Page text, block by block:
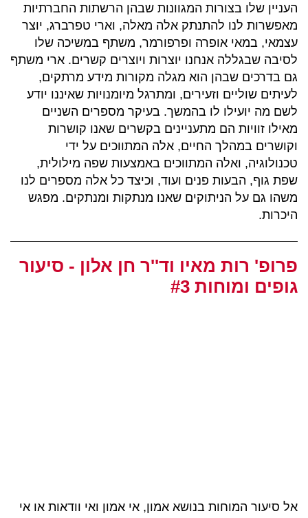
העניין שלו בצורות המגוונות שבהן הרשתות החברתיות
מאפשרות לנו להתנתק אלה מאלה, וארי טפרברג, יוצר
עצמאי, במאי אופרה ופרפורמר, משתף במשיכה שלו
לסיבה שבגללה אנחנו יוצרות ויוצרים קשרים. ארי משתף
גם בדרכים שבהן הוא מגלה מקורות מידע מרתקים,
לעיתים שוליים וזעירים, ומתרגל מיומנויות שאיננו יודע
לשם מה יועילו לו בהמשך. בעיקר מספרים השניים
מאילו זוויות הם מתעניינים בקשרים שאנו קושרות
וקושרים במהלך החיים, אלה המתווכים על ידי
טכנולוגיה, ואלה המתווכים באמצעות שפה מילולית,
שפת גוף, הבעות פנים ועוד, וכיצד כל אלה מספרים לנו
משהו גם על הניתוקים שאנו מנתקות ומנתקים. מפגש
היכרות.
פרופ' רות מאיו וד''ר חן אלון - סיעור
גופים ומוחות #3
אל סיעור המוחות בנושא אמון, אי אמון ואי וודאות או אי